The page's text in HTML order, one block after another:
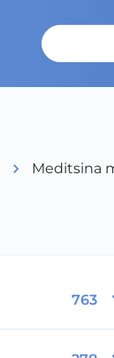
Meditsina
763